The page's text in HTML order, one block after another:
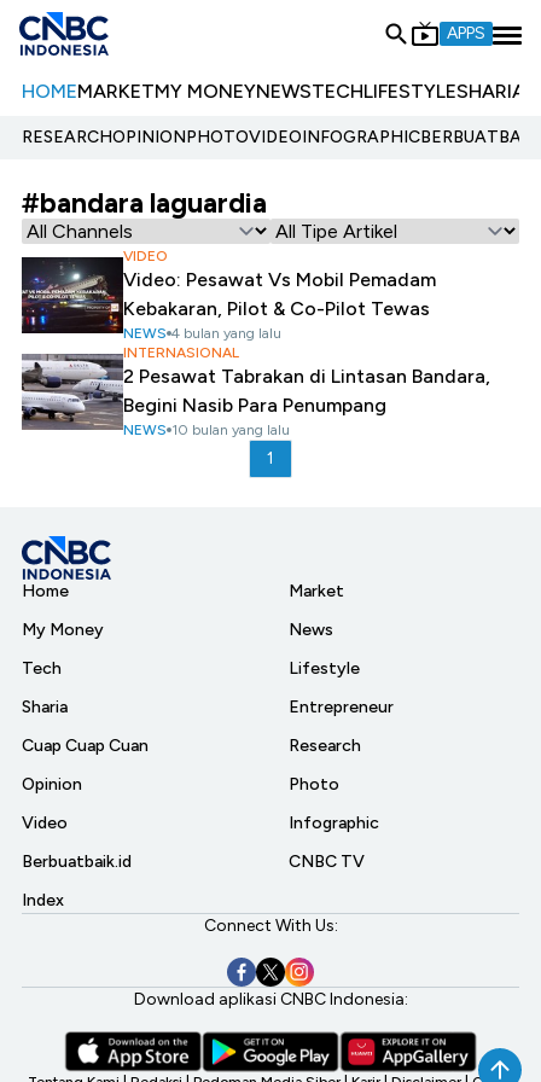
APPS
HOMEMARKETMY MONEYNEWSTECHLIFESTYLESHARIA
RESEARCHOPINIONPHOTOVIDEOINFOGRAPHIC
#bandara laguardia
VIDEO
Video: Pesawat Vs Mobil Pemadam
Kebakaran, Pilot & Co-Pilot Tewas
NEWS 4 bulan yang lalu
INTERNASIONAL
2 Pesawat Tabrakan di Lintasan Bandara,
Begini Nasib Para Penumpang
NEWS 10 bulan yang lalu
1
Home
My Money
Tech
Sharia
Cuap Cuap Cuan
Opinion
Video
Berbuatbaik.id
Index
Market
News
Lifestyle
Entrepreneur
Research
Photo
Infographic
CNBC TV
Connect With Us:
Download aplikasi CNBC Indonesia: